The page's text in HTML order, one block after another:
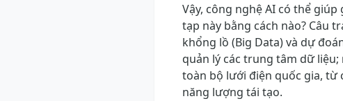
Vậy, công nghệ AI có thể
tạp này bằng cách nào? Câu
khổng lồ (Big Data) và dự
quản lý các trung tâm dữ
toàn bộ lưới điện quốc gia, từ
năng lượng tái tạo.